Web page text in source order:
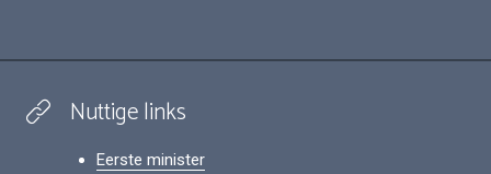
Nuttige links
Eerste minister